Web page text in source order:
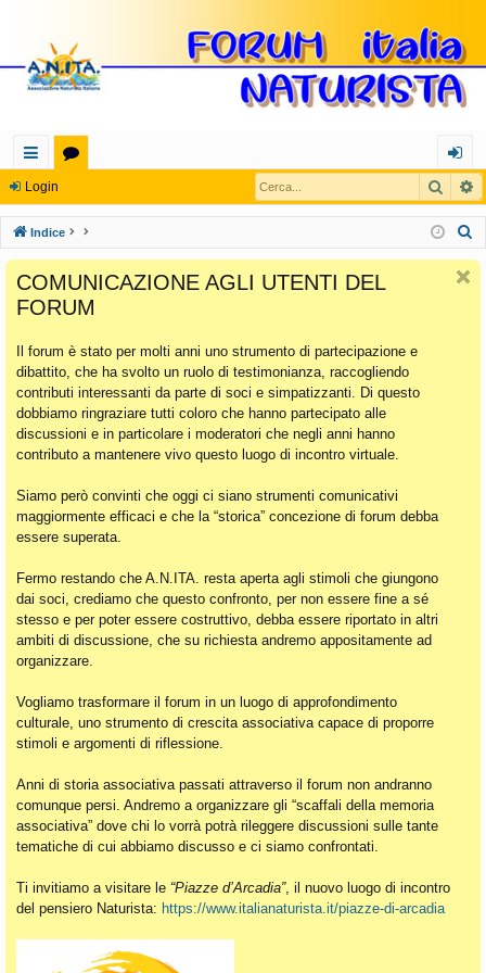
oll
eg
a
m
en
ti
Ra
pi
di
u
m
og
in
Login Cerca
Indice
COMUNICAZIONE AGLI UTENTI DEL
FORUM
Il forum è stato per molti anni uno strumento di partecipazione e
dibattito, che ha svolto un ruolo di testimonianza, raccogliendo
contributi interessanti da parte di soci e simpatizzanti. Di questo
dobbiamo ringraziare tutti coloro che hanno partecipato alle
discussioni e in particolare i moderatori che negli anni hanno
contributo a mantenere vivo questo luogo di incontro virtuale.
Siamo però convinti che oggi ci siano strumenti comunicativi
maggiormente efficaci e che la “storica” concezione di forum debba
essere superata.
Fermo restando che A.N.ITA. resta aperta agli stimoli che giungono
dai soci, crediamo che questo confronto, per non essere fine a sé
stesso e per poter essere costruttivo, debba essere riportato in altri
ambiti di discussione, che su richiesta andremo appositamente ad
organizzare.
Vogliamo trasformare il forum in un luogo di approfondimento
culturale, uno strumento di crescita associativa capace di proporre
stimoli e argomenti di riflessione.
Anni di storia associativa passati attraverso il forum non andranno
comunque persi. Andremo a organizzare gli “scaffali della memoria
associativa” dove chi lo vorrà potrà rileggere discussioni sulle tante
tematiche di cui abbiamo discusso e ci siamo confrontati.
Ti invitiamo a visitare le “Piazze d’Arcadia”, il nuovo luogo di incontro
del pensiero Naturista: https://www.italianaturista.it/piazze-di-arcadia